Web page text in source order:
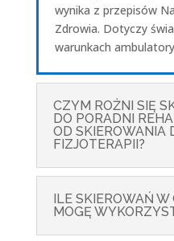
wynika z przepisów
Zdrowia. Dotyczy
warunkach
CZYM ROŻNI SIĘ
DO PORADNI
OD SKIEROWANIA
FIZJOTERAPII?
ILE SKIEROWAŃ W
MOGĘ